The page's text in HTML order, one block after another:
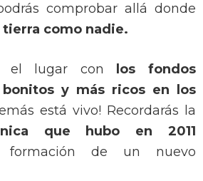
comprobar allá donde
tierra como nadie.
el lugar con
los fondos
bonitos y más ricos en los
está vivo! Recordarás la
que hubo en 2011
formación de un nuevo